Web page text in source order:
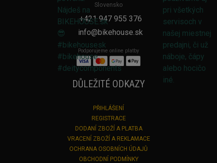
Slovensko
+421 947 955 376
info@bikehouse.sk
Podporujeme online platby
DŮLEŽITÉ ODKAZY
PŘIHLÁŠENÍ
REGISTRACE
DODANÍ ZBOŽÍ A PLATBA
VRACENÍ ZBOŽÍ A REKLAMACE
OCHRANA OSOBNÍCH ÚDAJŮ
OBCHODNÍ PODMÍNKY